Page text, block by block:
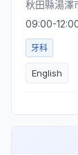
秋田縣湯澤
09:00-
牙科
English